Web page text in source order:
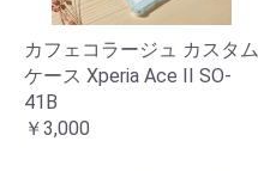
カフェコラージュ カスタム
ケース Xperia Ace II SO-
41B
￥3,000